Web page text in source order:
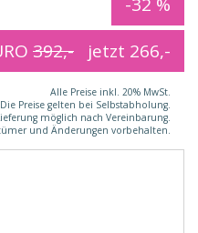
392,- jetzt 266,-
Alle Preise inkl. 20% MwSt.
Die Preise gelten bei Selbstabholung.
möglich nach Vereinbarung.
und Änderungen vorbehalten.